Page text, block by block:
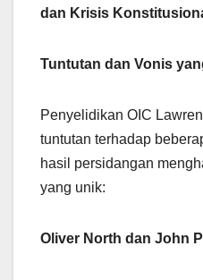
dan Krisis
Tuntutan dan Vonis
Penyelidikan OIC
tuntutan terhadap
hasil persidangan
yang unik:
Oliver North dan John